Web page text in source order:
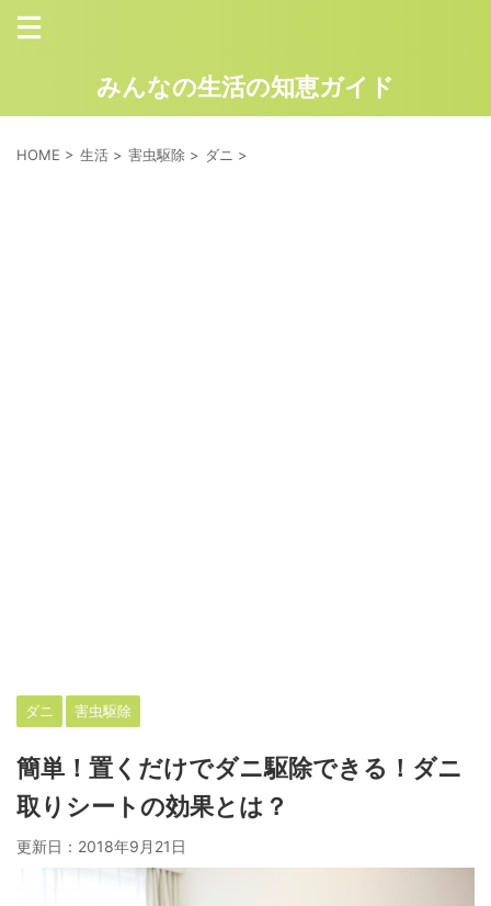
みんなの生活の知恵ガイド
HOME > 生活 > 害虫駆除 > ダニ >
ダニ 害虫駆除
簡単！置くだけでダニ駆除できる！ダニ
取りシートの効果とは？
更新日： 2018年9月21日